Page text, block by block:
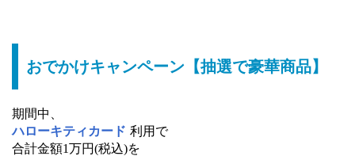
おでかけキャンペーン【抽選で豪華商品】
期間中、
ハローキティカード 利用で
合計金額1万円(税込)を